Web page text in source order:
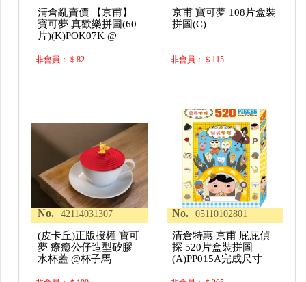
清倉亂賣價 【京甫】
寶可夢 真歡樂拼圖(60
片)(K)POK07K @
非會員：＄82
京甫 寶可夢 108片盒裝
拼圖(C)
非會員：＄115
No. 42114031307
(皮卡丘)正版授權 寶可
夢 療癒公仔造型矽膠
水杯蓋 @杯子馬
No. 05110102801
清倉特惠 京甫 屁屁偵
探 520片盒裝拼圖
(A)PP015A完成尺寸